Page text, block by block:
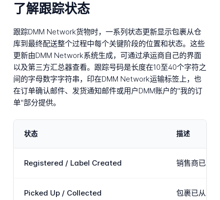
了解跟踪状态
跟踪DMM Network货物时，一系列状态更新显示包裹从仓
库到最终配送整个过程中每个关键阶段的位置和状态。这些
更新由DMM Network系统生成，可通过承运商自己的界面
以及第三方汇总器查看。跟踪号码是长度在10至40个字符之
间的字母数字字符串，印在DMM Network运输标签上，也
在订单确认邮件、发货通知邮件或用户DMM账户的"我的订
单"部分提供。
状态 描述
Registered / Label Created 销售商已生
Picked Up / Collected 包裹已从发